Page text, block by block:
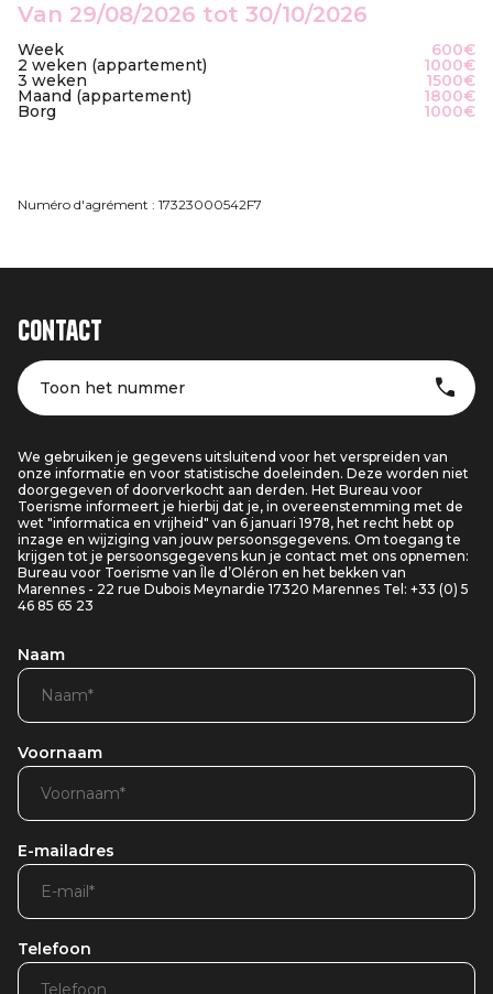
Van 29/08/2026 tot 30/10/2026
Week 600€
2 weken (appartement) 1000€
3 weken 1500€
Maand (appartement) 1800€
Borg 1000€
Numéro d'agrément : 17323000542F7
Contact
Toon het nummer
We gebruiken je gegevens uitsluitend voor het verspreiden van
onze informatie en voor statistische doeleinden. Deze worden niet
doorgegeven of doorverkocht aan derden. Het Bureau voor
Toerisme informeert je hierbij dat je, in overeenstemming met de
wet "informatica en vrijheid" van 6 januari 1978, het recht hebt op
inzage en wijziging van jouw persoonsgegevens. Om toegang te
krijgen tot je persoonsgegevens kun je contact met ons opnemen:
Bureau voor Toerisme van Île d’Oléron en het bekken van
Marennes - 22 rue Dubois Meynardie 17320 Marennes Tel: +33 (0) 5
46 85 65 23
Naam
Voornaam
E-mailadres
Telefoon